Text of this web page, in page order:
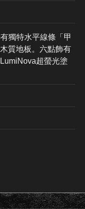
獨特水平線條「甲
質地板。六點飾有
超螢光塗